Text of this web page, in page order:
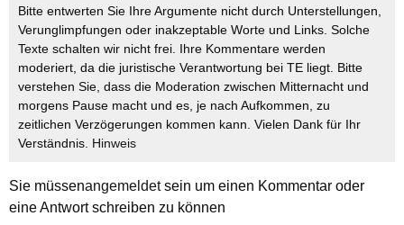
Bitte entwerten Sie Ihre Argumente nicht durch Unterstellungen,
Verunglimpfungen oder inakzeptable Worte und Links. Solche
Texte schalten wir nicht frei. Ihre Kommentare werden
moderiert, da die juristische Verantwortung bei TE liegt. Bitte
verstehen Sie, dass die Moderation zwischen Mitternacht und
morgens Pause macht und es, je nach Aufkommen, zu
zeitlichen Verzögerungen kommen kann. Vielen Dank für Ihr
Verständnis. Hinweis
Sie müssenangemeldetsein um einen Kommentar oder
eine Antwort schreiben zu können